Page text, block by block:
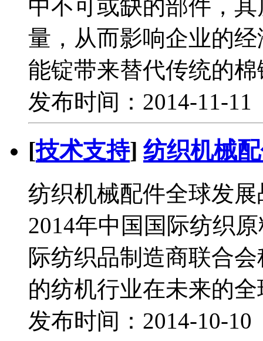
中不可或缺的部件，
量，从而影响企业的
能锭带来替代传统的
发布时间：2014-11-
[技术支持] 纺织机械
纺织机械配件全球发
2014年中国国际纺织
际纺织品制造商联合
的纺机行业在未来的
发布时间：2014-10-